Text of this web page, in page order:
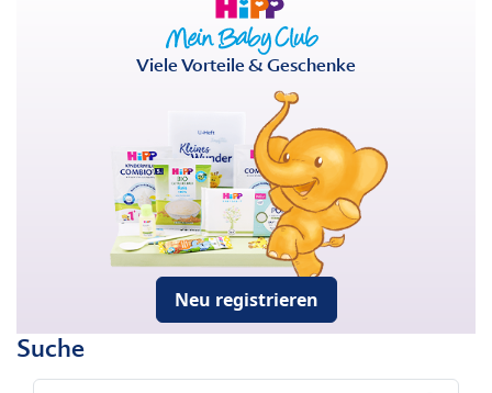
Viele Vorteile & Geschenke
Neu registrieren
Suche